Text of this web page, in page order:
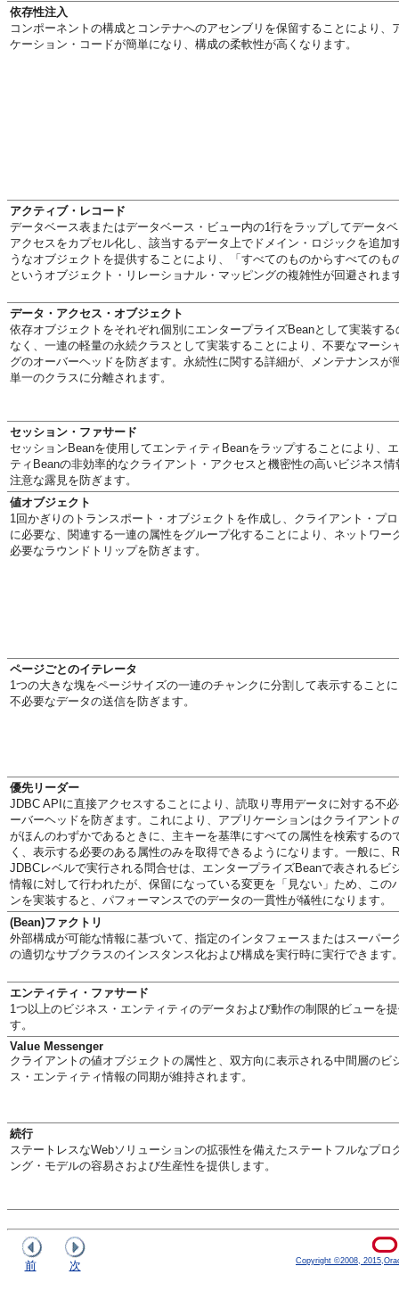
依存性注入
コンポーネントの構成とコンテナへのアセンブリを保留することにより、
ケーション・コードが簡単になり、構成の柔軟性が高くなります。
アクティブ・レコード
データベース表またはデータベース・ビュー内の1行をラップしてデータ
アクセスをカプセル化し、該当するデータ上でドメイン・ロジックを追加
うなオブジェクトを提供することにより、「すべてのものからすべてのも
というオブジェクト・リレーショナル・マッピングの複雑性が回避されま
データ・アクセス・オブジェクト
依存オブジェクトをそれぞれ個別にエンタープライズBeanとして実装する
なく、一連の軽量の永続クラスとして実装することにより、不要なマーシ
グのオーバーヘッドを防ぎます。永続性に関する詳細が、メンテナンスが
単一のクラスに分離されます。
セッション・ファサード
セッションBeanを使用してエンティティBeanをラップすることにより、
ティBeanの非効率的なクライアント・アクセスと機密性の高いビジネス情
注意な露見を防ぎます。
値オブジェクト
1回かぎりのトランスポート・オブジェクトを作成し、クライアント・プ
に必要な、関連する一連の属性をグループ化することにより、ネットワー
必要なラウンドトリップを防ぎます。
ページごとのイテレータ
1つの大きな塊をページサイズの一連のチャンクに分割して表示すること
不必要なデータの送信を防ぎます。
優先リーダー
JDBC APIに直接アクセスすることにより、読取り専用データに対する不
ーバーヘッドを防ぎます。これにより、アプリケーションはクライアント
がほんのわずかであるときに、主キーを基準にすべての属性を検索するの
く、表示する必要のある属性のみを取得できるようになります。一般に、
JDBCレベルで実行される問合せは、エンタープライズBeanで表されるビ
情報に対して行われたが、保留になっている変更を「見ない」ため、この
ンを実装すると、パフォーマンスでのデータの一貫性が犠牲になります。
(Bean)ファクトリ
外部構成が可能な情報に基づいて、指定のインタフェースまたはスーパー
の適切なサブクラスのインスタンス化および構成を実行時に実行できます
エンティティ・ファサード
1つ以上のビジネス・エンティティのデータおよび動作の制限的ビューを
す。
Value Messenger
クライアントの値オブジェクトの属性と、双方向に表示される中間層のビ
ス・エンティティ情報の同期が維持されます。
続行
ステートレスなWebソリューションの拡張性を備えたステートフルなプロ
ング・モデルの容易さおよび生産性を提供します。
前 次 Copyright ©2008,